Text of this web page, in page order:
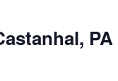
PA